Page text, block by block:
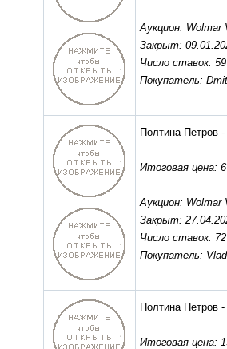
Аукцион: Wolmar
Закрыт:
Число ставок: 59
Покупатель:
Полтина Петров
Итоговая цена:
Аукцион: Wolmar
Закрыт:
Число ставок: 72
Покупатель:
Полтина Петров
Итоговая цена: